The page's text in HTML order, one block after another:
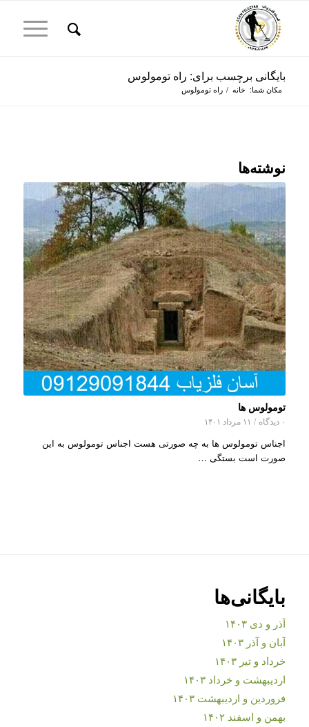
بایگانی برچسب برای: راه تومولوس
مکان شما: خانه / راه تومولوس
نوشته‌ها
تومولوس ها
۰ دیدگاه / ۱۱ مرداد ۱۴۰۱
اجناس تومولوس ها به چه صورتی هست اجناس تومولوس به این
صورت است بستگی …
بایگانی‌ها
آذر و دی ۱۴۰۳
آبان و آذر ۱۴۰۳
خرداد و تیر ۱۴۰۳
اردیبهشت و خرداد ۱۴۰۳
فروردین و اردیبهشت ۱۴۰۳
بهمن و اسفند ۱۴۰۲